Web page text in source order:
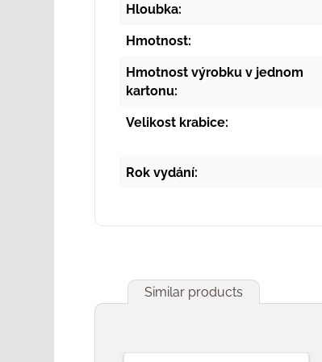
Hloubka:
Hmotnost:
Hmotnost výrobku v jednom
kartonu:
Velikost krabice:
Rok vydání:
Similar products